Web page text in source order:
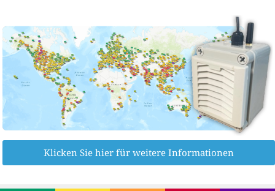
Klicken Sie hier für weitere Informationen